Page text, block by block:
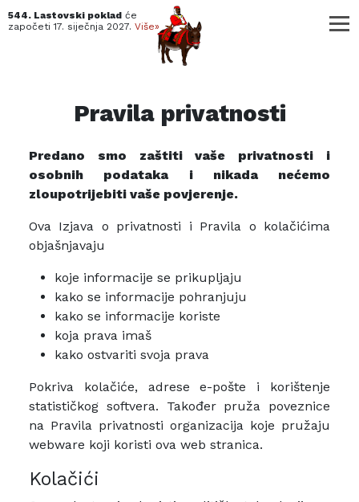
544. Lastovski poklad će
započeti17. siječnja 2027. Više»
Pravila privatnosti
Predano smo zaštiti vaše privatnosti i
osobnih podataka i nikada nećemo
zloupotrijebiti vaše povjerenje.
Ova Izjava o privatnosti i Pravila o kolačićima
objašnjavaju
koje informacije se prikupljaju
kako se informacije pohranjuju
kako se informacije koriste
koja prava imaš
kako ostvariti svoja prava
Pokriva kolačiće, adrese e-pošte i korištenje
statističkog softvera. Također pruža poveznice
na Pravila privatnosti organizacija koje pružaju
webware koji koristi ova web stranica.
Kolačići